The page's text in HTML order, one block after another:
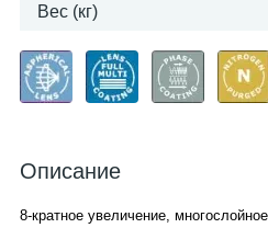
Вес (кг)
Описание
8-кратное увеличение,